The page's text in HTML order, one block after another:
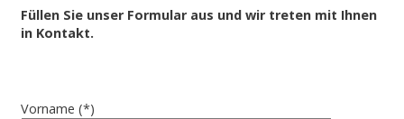
Füllen Sie unser Formular aus und wir treten mit Ihnen
in Kontakt.
Vorname (*)